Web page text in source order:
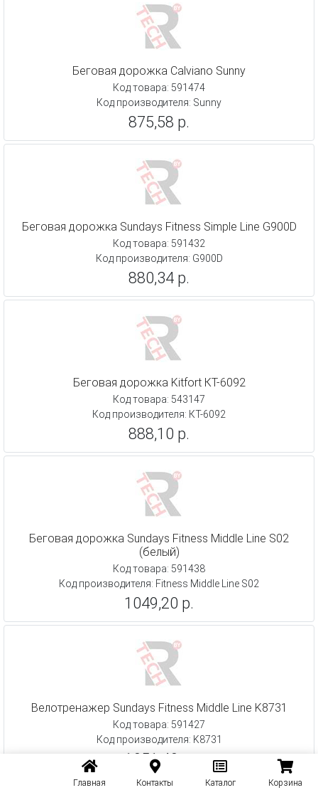
Беговая дорожка Calviano Sunny
Код товара: 591474
Код производителя: Sunny
875,58 р.
Беговая дорожка Sundays Fitness Simple Line G900D
Код товара: 591432
Код производителя: G900D
880,34 р.
Беговая дорожка Kitfort КТ-6092
Код товара: 543147
Код производителя: КТ-6092
888,10 р.
Беговая дорожка Sundays Fitness Middle Line S02
(белый)
Код товара: 591438
Код производителя: Fitness Middle Line S02
1049,20 р.
Велотренажер Sundays Fitness Middle Line K8731
Код товара: 591427
Код производителя: K8731
1051,40 р.
Главная Контакты Каталог Корзина